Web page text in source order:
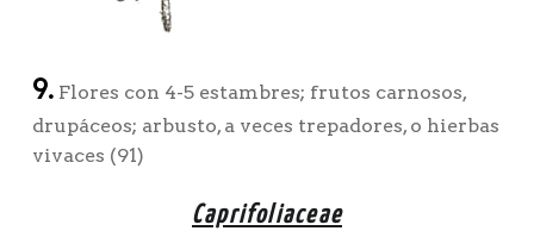
9.Flores con 4-5 estambres; frutos carnosos,
drupáceos; arbusto, a veces trepadores, o hierbas
vivaces (91)
Caprifoliaceae